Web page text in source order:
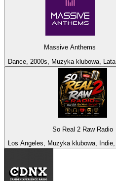
Massive Anthems
Dance, 2000s, Muzyka klubowa,
So Real 2 Raw Radio
Los Angeles, Muzyka klubowa,